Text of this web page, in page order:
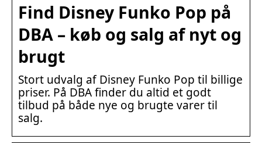
Find Disney Funko Pop på
DBA – køb og salg af nyt og
brugt
Stort udvalg af Disney Funko Pop til billige
priser. På DBA finder du altid et godt
tilbud på både nye og brugte varer til
salg.